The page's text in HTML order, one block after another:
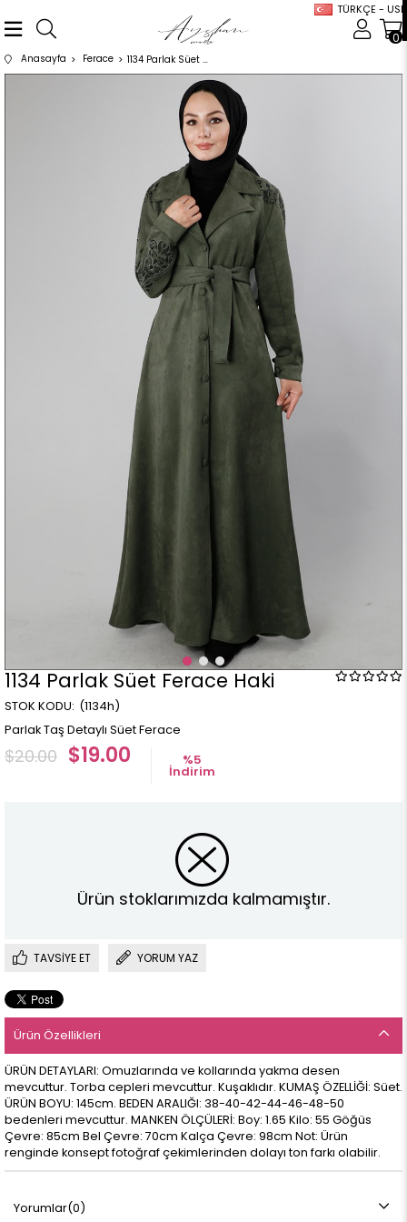
TÜRKÇE - USD
0
Anasayfa Ferace 1134 Parlak Süet Ferace Haki
1134 Parlak Süet Ferace Haki
(1134h)
Parlak Taş Detaylı Süet Ferace
$20.00 $19.00 %5
İndirim
Ürün stoklarımızda kalmamıştır.
TAVSIYE ET YORUM YAZ
Ürün Özellikleri
ÜRÜN DETAYLARI: Omuzlarında ve kollarında yakma desen
mevcuttur. Torba cepleri mevcuttur. Kuşaklıdır. KUMAŞ ÖZELLİĞİ: Süet.
ÜRÜN BOYU: 145cm. BEDEN ARALIĞI: 38-40-42-44-46-48-50
bedenleri mevcuttur. MANKEN ÖLÇÜLERİ: Boy: 1.65 Kilo: 55 Göğüs
Çevre: 85cm Bel Çevre: 70cm Kalça Çevre: 98cm Not: Ürün
renginde konsept fotoğraf çekimlerinden dolayı ton farkı olabilir.
Yorumlar(0)